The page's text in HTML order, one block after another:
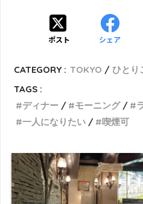
ポスト シェア
CATEGORY : TOKYO ひとり
TAGS :
ディナー
モーニング
一人になりたい
喫煙可